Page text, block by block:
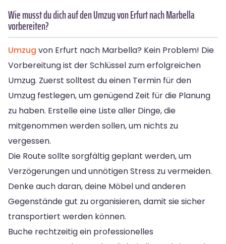
Wie musst du dich auf den Umzug von Erfurt nach Marbella
vorbereiten?
Umzug von Erfurt nach Marbella? Kein Problem! Die
Vorbereitung ist der Schlüssel zum erfolgreichen
Umzug. Zuerst solltest du einen Termin für den
Umzug festlegen, um genügend Zeit für die Planung
zu haben. Erstelle eine Liste aller Dinge, die
mitgenommen werden sollen, um nichts zu
vergessen.
Die Route sollte sorgfältig geplant werden, um
Verzögerungen und unnötigen Stress zu vermeiden.
Denke auch daran, deine Möbel und anderen
Gegenstände gut zu organisieren, damit sie sicher
transportiert werden können.
Buche rechtzeitig ein professionelles